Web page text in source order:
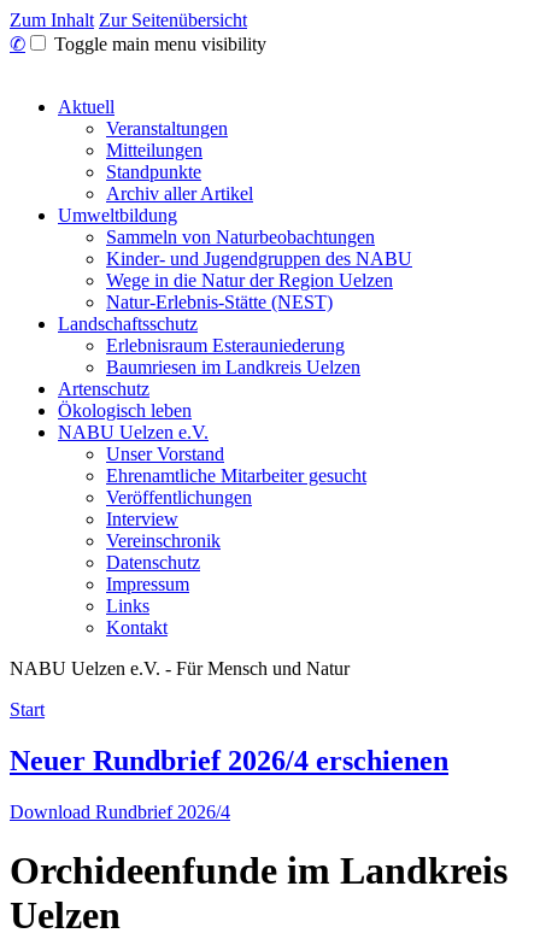
Zum Inhalt Zur Seitenübersicht
✆
Toggle main menu visibility
Aktuell
Veranstaltungen
Mitteilungen
Standpunkte
Archiv aller Artikel
Umweltbildung
Sammeln von Naturbeobachtungen
Kinder- und Jugendgruppen des NABU
Wege in die Natur der Region Uelzen
Natur-Erlebnis-Stätte (NEST)
Landschaftsschutz
Erlebnisraum Esterauniederung
Baumriesen im Landkreis Uelzen
Artenschutz
Ökologisch leben
NABU Uelzen e.V.
Unser Vorstand
Ehrenamtliche Mitarbeiter gesucht
Veröffentlichungen
Interview
Vereinschronik
Datenschutz
Impressum
Links
Kontakt
NABU Uelzen e.V. - Für Mensch und Natur
Start
Neuer Rundbrief 2026/4 erschienen
Download Rundbrief 2026/4
Orchideenfunde im Landkreis
Uelzen